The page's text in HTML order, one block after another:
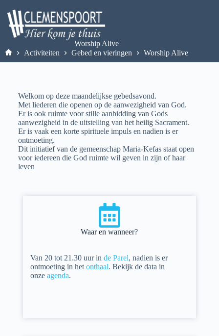
Worship Alive
Activiteiten
Gebed en vieringen Worship Alive
Welkom op deze maandelijkse gebedsavond.
Met liederen die openen op de aanwezigheid van God.
Er is ook ruimte voor stille aanbidding van Gods
aanwezigheid in de uitstelling van het heilig Sacrament.
Er is vaak een korte spirituele impuls en nadien is er
ontmoeting.
Dit initiatief van de gemeenschap Maria-Kefas staat open
voor iedereen die God ruimte wil geven in zijn of haar
leven
Waar en wanneer?
Van 20 tot 21.30 uur in de Parel, nadien is er
ontmoeting in het onthaal. Bekijk dedata in
onze agenda.